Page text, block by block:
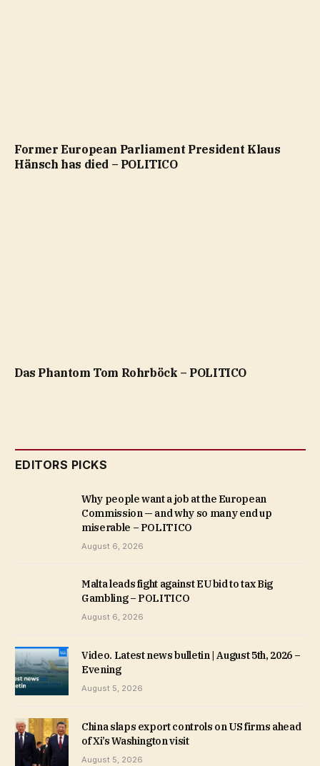
Former European Parliament President Klaus
Hänsch has died – POLITICO
Das Phantom Tom Rohrböck – POLITICO
EDITORS PICKS
Why people want a job at the European
Commission — and why so many end up
miserable – POLITICO
August 6, 2026
Malta leads fight against EU bid to tax Big
Gambling – POLITICO
August 6, 2026
Video. Latest news bulletin | August 5th, 2026 –
Evening
August 5, 2026
China slaps export controls on US firms ahead
of Xi’s Washington visit
August 5, 2026